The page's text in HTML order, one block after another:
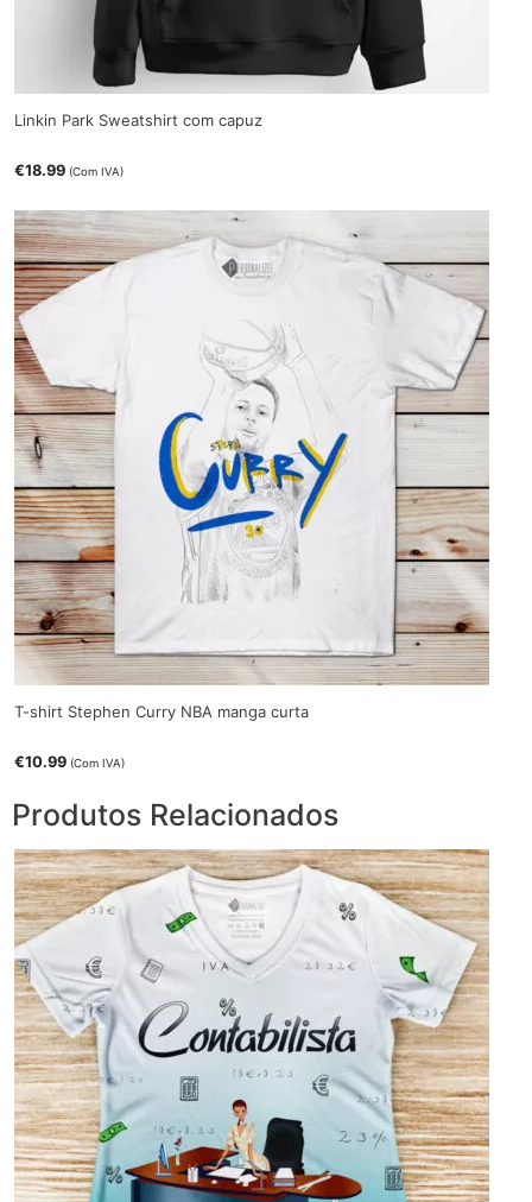
Linkin Park Sweatshirt com capuz
€18.99 (Com IVA)
T-shirt Stephen Curry NBA manga curta
€10.99 (Com IVA)
Produtos Relacionados